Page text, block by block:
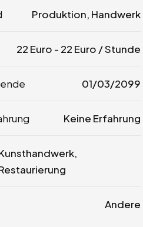
Produktion, Handwerk
22 Euro - 22 Euro / Stunde
01/03/2099
Keine Erfahrung
Andere